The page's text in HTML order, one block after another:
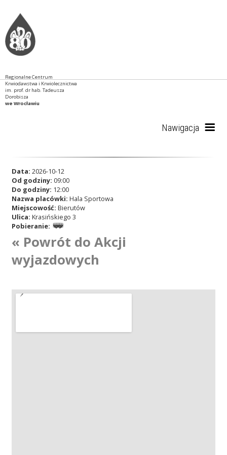
Regionalne Centrum
Krwiodawstwa i Krwiolecznictwa
im. prof. dr hab. Tadeusza
Dorobisza
we Wrocławiu
Nawigacja
RCKiK
Akcje wyjazdowe
Krwiodawcy
Szpitale
Data: 2026-10-12
Od godziny: 09:00
Do godziny: 12:00
Nazwa placówki: Hala Sportowa
Miejscowość: Bierutów
Ulica: Krasińskiego 3
Pobieranie:
« Powrót do Akcji
wyjazdowych